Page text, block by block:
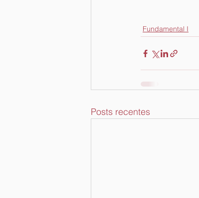
Fundamental I
Posts recentes